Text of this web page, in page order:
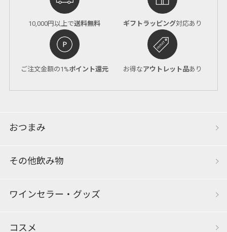
10,000円以上で送料無料 ギフトラッピング対応あり
ご注文金額の1%ポイント還元 お得なアウトレット品あり
おつまみ
その他飲み物
ワインセラー・グッズ
コスメ